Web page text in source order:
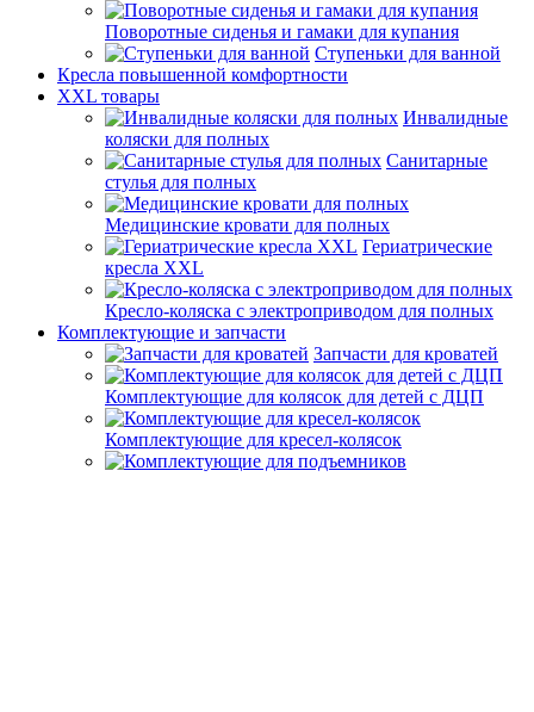
Поворотные сиденья и гамаки для купания
Ступеньки для ванной
Кресла повышенной комфортности
XXL товары
Инвалидные
коляски для полных
Санитарные
стулья для полных
Медицинские кровати для полных
Гериатрические
кресла XXL
Кресло-коляска с электроприводом для полных
Комплектующие и запчасти
Запчасти для кроватей
Комплектующие для колясок для детей с ДЦП
Комплектующие для кресел-колясок